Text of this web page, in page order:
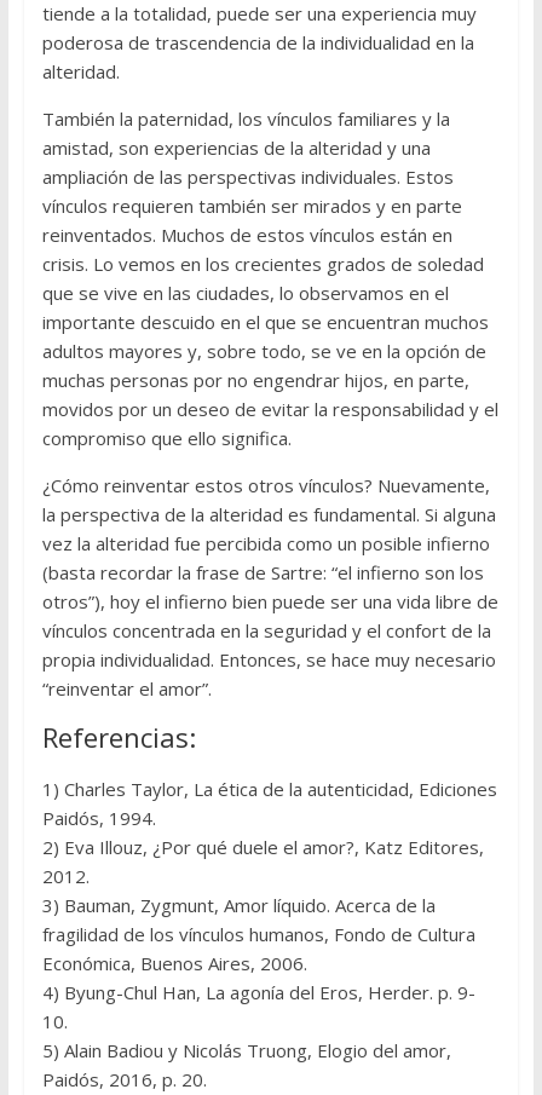
tiende a la totalidad, puede ser una experiencia muy
poderosa de trascendencia de la individualidad en la
alteridad.
También la paternidad, los vínculos familiares y la
amistad, son experiencias de la alteridad y una
ampliación de las perspectivas individuales. Estos
vínculos requieren también ser mirados y en parte
reinventados. Muchos de estos vínculos están en
crisis. Lo vemos en los crecientes grados de soledad
que se vive en las ciudades, lo observamos en el
importante descuido en el que se encuentran muchos
adultos mayores y, sobre todo, se ve en la opción de
muchas personas por no engendrar hijos, en parte,
movidos por un deseo de evitar la responsabilidad y el
compromiso que ello significa.
¿Cómo reinventar estos otros vínculos? Nuevamente,
la perspectiva de la alteridad es fundamental. Si alguna
vez la alteridad fue percibida como un posible infierno
(basta recordar la frase de Sartre: “el infierno son los
otros”), hoy el infierno bien puede ser una vida libre de
vínculos concentrada en la seguridad y el confort de la
propia individualidad. Entonces, se hace muy necesario
“reinventar el amor”.
Referencias:
1) Charles Taylor, La ética de la autenticidad, Ediciones
Paidós, 1994.
2) Eva Illouz, ¿Por qué duele el amor?, Katz Editores,
2012.
3) Bauman, Zygmunt, Amor líquido. Acerca de la
fragilidad de los vínculos humanos, Fondo de Cultura
Económica, Buenos Aires, 2006.
4) Byung-Chul Han, La agonía del Eros, Herder. p. 9-
10.
5) Alain Badiou y Nicolás Truong, Elogio del amor,
Paidós, 2016, p. 20.